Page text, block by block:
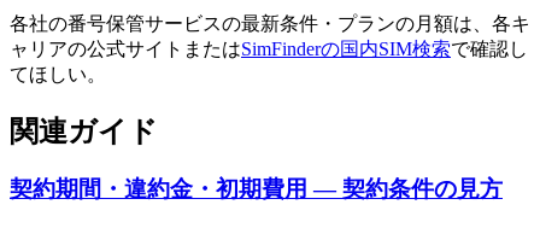
各社の番号保管サービスの最新条件・プランの月額は、各キ
ャリアの公式サイトまたはSimFinderの国内SIM検索で確認し
てほしい。
関連ガイド
契約期間・違約金・初期費用 — 契約条件の見方